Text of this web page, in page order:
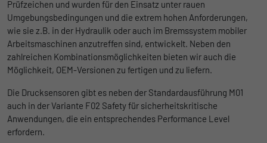
Prüfzeichen und wurden für den Einsatz unter rauen
Umgebungsbedingungen und die extrem hohen Anforderungen,
wie sie z.B. in der Hydraulik oder auch im Bremssystem mobiler
Arbeitsmaschinen anzutreffen sind, entwickelt. Neben den
zahlreichen Kombinationsmöglichkeiten bieten wir auch die
Möglichkeit, OEM-Versionen zu fertigen und zu liefern.
Die Drucksensoren gibt es neben der Standardausführung M01
auch in der Variante F02 Safety für sicherheitskritische
Anwendungen, die ein entsprechendes Performance Level
erfordern.
Zweck
Registriert eine eindeutige ID, die
verwendet wird, um statistische Daten
dazu, wie der Besucher die Website nutzt,
zu generieren.
Anbieter Google
Laufzeit
Ohne diese Einbindung können die Jobangebote nicht
dargestellt werden.
Name _bms_session
Anbieter Empfehlungsbund
Laufzeit 1 Jahr
Zweck
Wird von Empfehlungsbund.de gesetzt, um
Cookie-Informationen anzeigen
LinkedIn/Marketing
Das LinkedIn Insight Tag wird verwendet, um Besuche und
Aktionen auf unserer Website nachzuverfolgen. Die Daten
helfen uns, die Wirksamkeit von Werbekampagnen zu messen
und interessenbasierte Werbung auf LinkedIn anzuzeigen.